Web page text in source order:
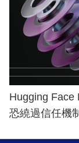
Hugging Face
恐繞過信任機